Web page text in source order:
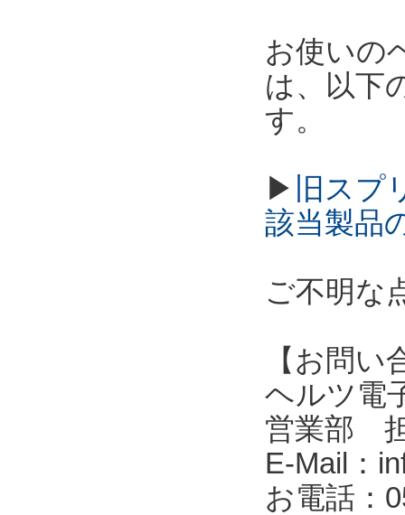
お使いの
は、以下
す。
▶ 旧スプ
該当製品
ご不明な
【お問い
ヘルツ電
営業部
E-Mail：
お電話：